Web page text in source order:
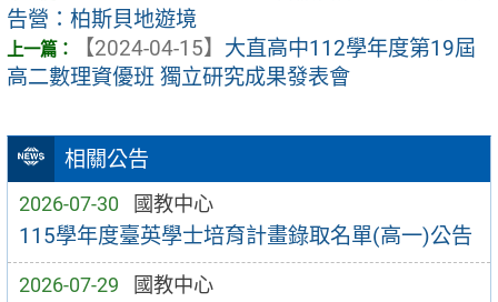
相關公告
2026-07-30 國教中心
115學年度臺英學士培育計畫錄取名單(高一)公告
2026-07-29 國教中心
告營：柏斯貝地遊境
【2024-04-15】 大直高中112學年度第19屆
高二數理資優班 獨立研究成果發表會